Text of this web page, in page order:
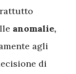
anomalie,
agli
di